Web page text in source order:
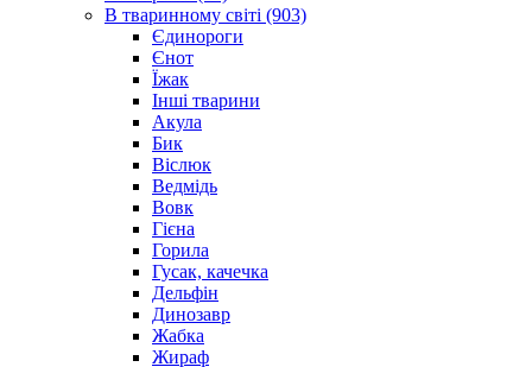
В тваринному світі (903)
Єдинороги
Єнот
Їжак
Інші тварини
Акула
Бик
Віслюк
Ведмідь
Вовк
Гієна
Горила
Гусак, качечка
Дельфін
Динозавр
Жабка
Жираф